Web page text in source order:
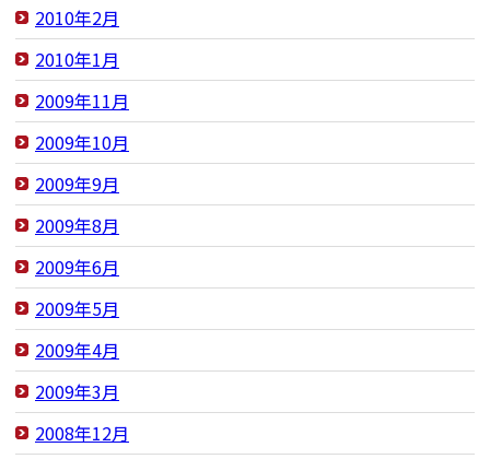
2010年2月
2010年1月
2009年11月
2009年10月
2009年9月
2009年8月
2009年6月
2009年5月
2009年4月
2009年3月
2008年12月